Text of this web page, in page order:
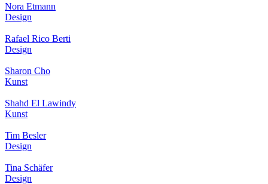
Nora Etmann
Design
Rafael Rico Berti
Design
Sharon Cho
Kunst
Shahd El Lawindy
Kunst
Tim Besler
Design
Tina Schäfer
Design